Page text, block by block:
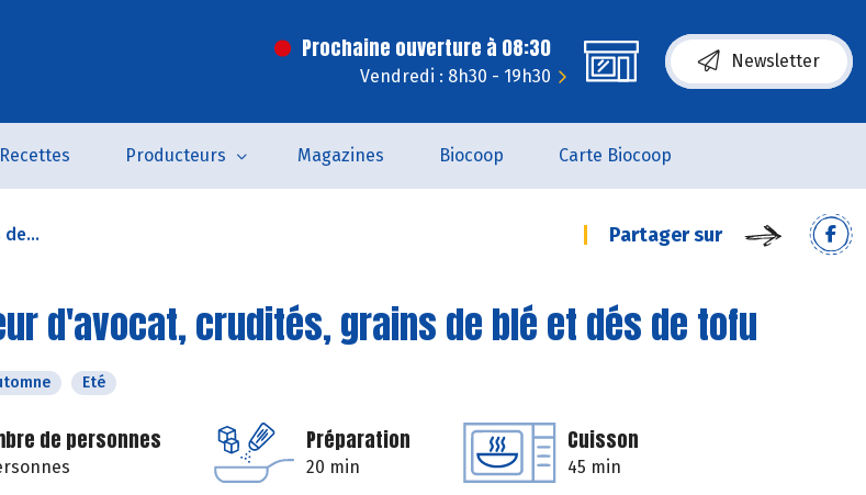
Prochaine ouverture à 08:30
Vendredi : 8h30 - 19h30
Newsletter
Recettes Producteurs Magazines Biocoop Carte Biocoop
de... Partager sur
d'avocat, crudités, grains de blé et dés de tofu
Eté
de personnes Préparation
20 min
Cuisson
45 min